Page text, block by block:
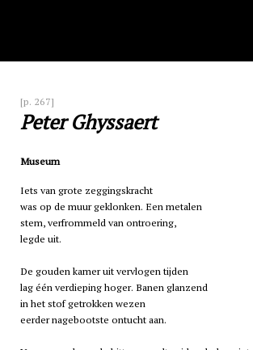
[p. 267]
Peter Ghyssaert
Museum
Iets van grote zeggingskracht
was op de muur geklonken. Een metalen
stem, verfrommeld van ontroering,
legde uit.
De gouden kamer uit vervlogen tijden
lag één verdieping hoger. Banen glanzend
in het stof getrokken wezen
eerder nagebootste ontucht aan.